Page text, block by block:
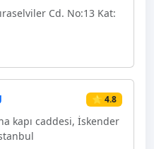
Cd. No:13 Kat:
⭐ 4.8
kapı caddesi, İskender